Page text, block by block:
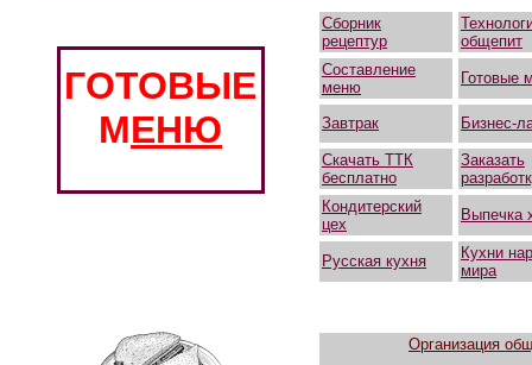
ГОТОВЫЕ
МЕНЮ
Сборник
рецептур
общепит
Составление
меню
Готовые
Завтрак Бизнес-
Скачать ТТК
бесплатно
Заказать
Кондитерский
цех
Выпечка
Русская кухня
Кухни
мира
Организация